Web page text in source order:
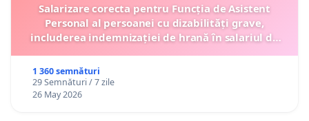
Salarizare corecta pentru Funcția de Asistent
Personal al persoanei cu dizabilități grave,
includerea indemnizației de hrană în salariul de
1 360 semnături
29 Semnături / 7 zile
26 May 2026